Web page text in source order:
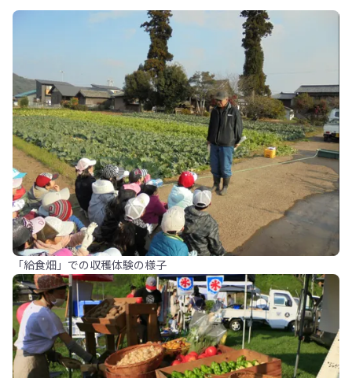
「給食畑」での収穫体験の様子